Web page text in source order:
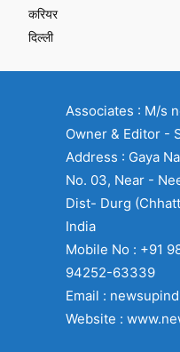
करियर
दिल्ली
Associates : M/s
Owner & Editor -
Address : Gaya
No. 03, Near -
Dist- Durg
India
Mobile No : +91
94252-63339
Email :
Website :